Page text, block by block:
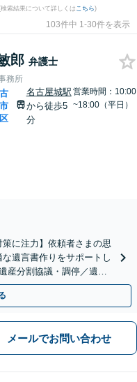
索結果について詳しくは こちら)
103件中 1-30件を表示
郎 弁護士
務所
名古屋城駅
から徒歩5
分
営業時間：10:00
~18:00（平日）
策に注力】依頼者さまの思
遺言書作りをサポートし
産分割協議・調停／遺留
ルにも対応
メールでお問い合わせ